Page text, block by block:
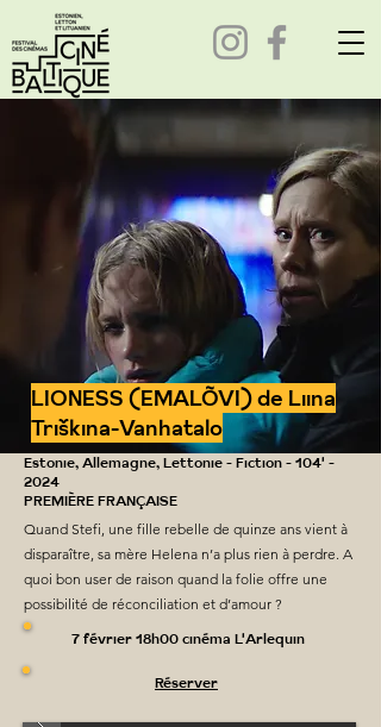
LIONESS (EMALÕVI) de Liina
Triškina-Vanhatalo
Estonie, Allemagne, Lettonie - Fiction - 104' -
2024
PREMIÈRE FRANÇAISE
Quand Stefi, une fille rebelle de quinze ans vient à
disparaître, sa mère Helena n’a plus rien à perdre. A
quoi bon user de raison quand la folie offre une
possibilité de réconciliation et d’amour ?
7 février 18h00 cinéma L'Arlequin
Réserver